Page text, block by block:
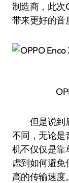
制造商，此次
带来更好的音
但是说到底
不同，无论是
机不仅仅是靠
虑到如何避免
高的传输速度。